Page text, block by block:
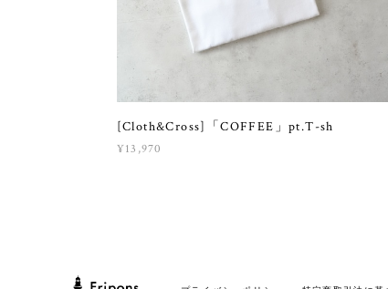
[Cloth&Cross]「COFFEE」pt.T-sh
¥13,970